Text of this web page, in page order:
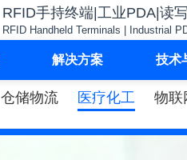
RFID手持终端|工业PDA|读
RFID Handheld Terminals | Industrial
解决方案 技术
仓储物流 医疗化工 物联